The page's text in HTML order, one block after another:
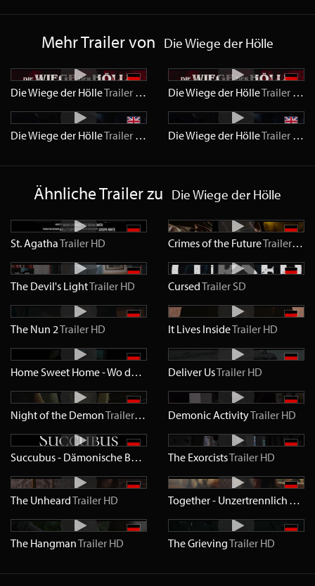
Mehr Trailer von Die Wiege der Hölle
Die Wiege der HölleTrailer HD Die Wiege der HölleTrailer
Die Wiege der HölleTrailer HD Die Wiege der HölleTrailer
Ähnliche Trailer zu Die Wiege der Hölle
St. AgathaTrailer HD Crimes of the FutureTrailerHD
The Devil's LightTrailer HD CursedTrailer SD
The Nun 2Trailer HD It Lives InsideTrailer HD
Home Sweet Home - Wo das Böse wohnt Trailer HD
Deliver UsTrailer HD
Night of the DemonTrailerHD Demonic ActivityTrailer HD
Succubus - Dämonische Begierde TrailerHD
The ExorcistsTrailer HD
The UnheardTrailer HD Together - Unzertrennlich
The HangmanTrailer HD The GrievingTrailer HD